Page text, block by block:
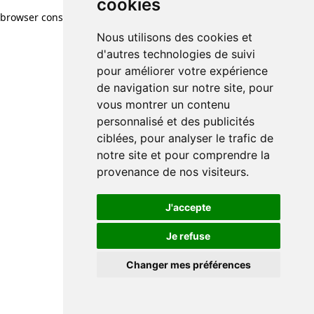
cookies
Nous utilisons des cookies et
d'autres technologies de suivi
pour améliorer votre expérience
de navigation sur notre site, pour
vous montrer un contenu
personnalisé et des publicités
ciblées, pour analyser le trafic de
notre site et pour comprendre la
provenance de nos visiteurs.
J'accepte
Je refuse
Changer mes préférences
browser console for more information)